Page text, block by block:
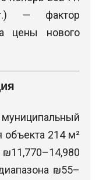
— фактор
цены нового
объекта 214 м²
₪55–